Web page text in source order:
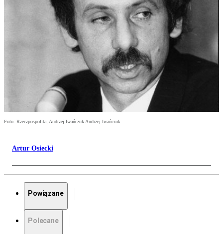
Foto: Rzeczpospolita, Andrzej Iwańczuk Andrzej Iwańczuk
Artur Osiecki
Powiązane
Polecane